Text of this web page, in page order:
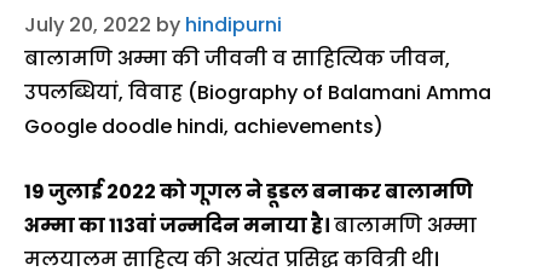
July 20, 2022 by hindipurni
बालामणि अम्मा की जीवनी व साहित्यिक जीवन,
उपलब्धियां, विवाह (Biography of Balamani Amma
Google doodle hindi, achievements)
19 जुलाई 2022 को गूगल ने डूडल बनाकर बालामणि
अम्मा का 113वां जन्मदिन मनाया है।बालामणि अम्मा
मलयालम साहित्य की अत्यंत प्रसिद्ध कवित्री थी।